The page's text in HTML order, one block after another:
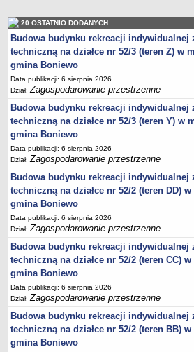
Punkt potwierdzania profilu zaufanego
Porozumienia
Infromacje w zakresie preferencyjnego
ocena jakości wody
WŁADZE I STRUKTURA
Rada gminy
Urząd gminy
Wójt
Jednostki organizacyjne
jednostki pomocnicze /sołectwa Gminy
Gminne Instytucje Kultury
Nabór pracowników na stanowiska pracy
Deklaracja dostępności strony
RODO
REJESTRY
Rejestry i ewidencje
Rejestr działalności regulowanej
Ewidencja udzielonych i cofniętych
Zbiorowego Zaopatrzenia w Wodę i
Ścieków
20 OSTATNIO DODANYCH
Budowa budynku rekreacji indywidualnej
techniczną na działce nr 52/3 (teren Z) w
gmina Boniewo
Data publikacji: 6 sierpnia 2026
Dział:Zagospodarowanie przestrzenne
Budowa budynku rekreacji indywidualnej
techniczną na działce nr 52/3 (teren Y) w
gmina Boniewo
Data publikacji: 6 sierpnia 2026
Dział:Zagospodarowanie przestrzenne
Budowa budynku rekreacji indywidualnej
techniczną na działce nr 52/2 (teren DD)
gmina Boniewo
Data publikacji: 6 sierpnia 2026
Dział:Zagospodarowanie przestrzenne
Budowa budynku rekreacji indywidualnej
techniczną na działce nr 52/2 (teren CC)
gmina Boniewo
Data publikacji: 6 sierpnia 2026
Dział:Zagospodarowanie przestrzenne
Budowa budynku rekreacji indywidualnej
techniczną na działce nr 52/2 (teren BB)
gmina Boniewo